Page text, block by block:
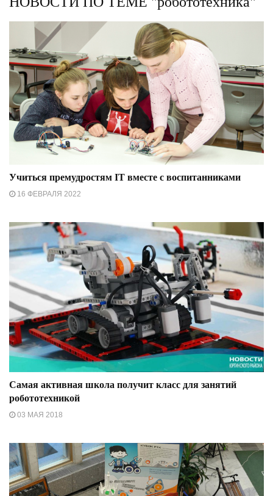
Учиться премудростям IT вместе с воспитанниками
16 ФЕВРАЛЯ 2022
Самая активная школа получит класс для занятий
робототехникой
03 МАЯ 2018